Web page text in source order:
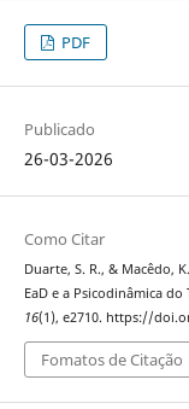
PDF
Publicado
26-03-2026
Como Citar
Duarte, S. R., & Macêdo,
EaD e a Psicodinâmica
16(1), e2710. https://
Fomatos de Citação